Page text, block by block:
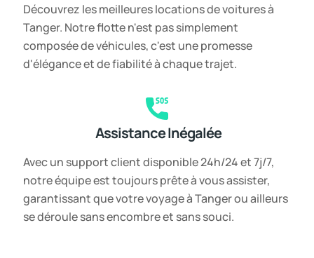
Découvrez les meilleures locations de voitures à
Tanger. Notre flotte n'est pas simplement
composée de véhicules, c'est une promesse
d'élégance et de fiabilité à chaque trajet.
Assistance Inégalée
Avec un support client disponible 24h/24 et 7j/7,
notre équipe est toujours prête à vous assister,
garantissant que votre voyage à Tanger ou ailleurs
se déroule sans encombre et sans souci.